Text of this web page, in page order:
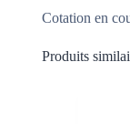
Cotation en
Produits